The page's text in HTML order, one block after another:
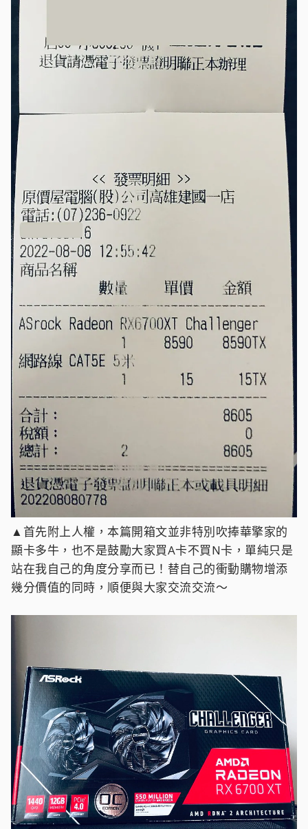
▲首先附上人權，本篇開箱文並非特別吹捧華擎家的
顯卡多牛，也不是鼓勵大家買A卡不買N卡，單純只是
站在我自己的角度分享而已！替自己的衝動購物增添
幾分價值的同時，順便與大家交流交流～